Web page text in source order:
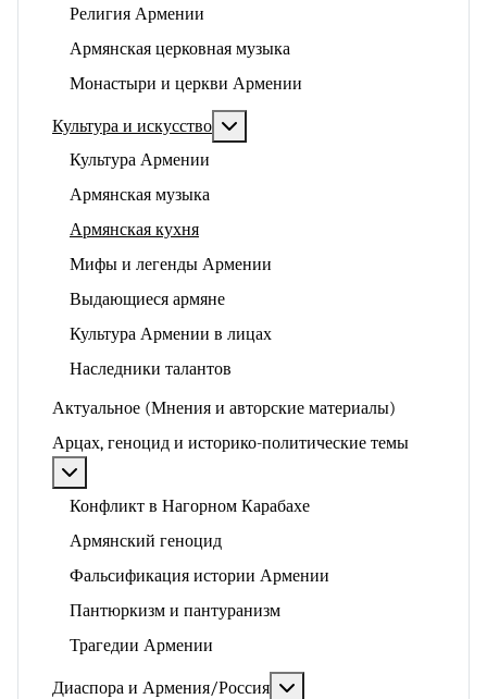
Религия Армении
Армянская церковная музыка
Монастыри и церкви Армении
Культура и искусство
Культура Армении
Армянская музыка
Армянская кухня
Мифы и легенды Армении
Выдающиеся армяне
Культура Армении в лицах
Наследники талантов
Актуальное (Мнения и авторские материалы)
Арцах, геноцид и историко-политические темы
Конфликт в Нагорном Карабахе
Армянский геноцид
Фальсификация истории Армении
Пантюркизм и пантуранизм
Трагедии Армении
Диаспора и Армения/Россия